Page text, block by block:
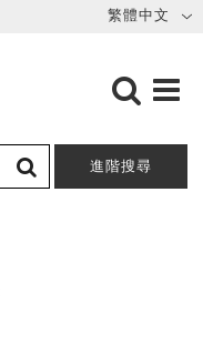
進階搜尋